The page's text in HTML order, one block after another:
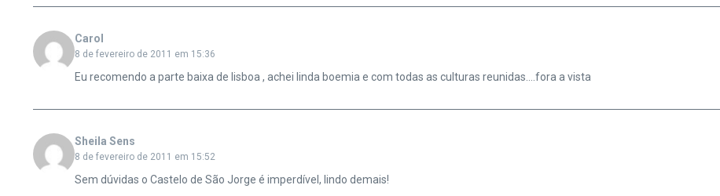
Carol
8 de fevereiro de 2011 em 15:36
Eu recomendo a parte baixa de lisboa , achei linda boemia e com todas as culturas reunidas….fora a vista
Sheila Sens
8 de fevereiro de 2011 em 15:52
Sem dúvidas o Castelo de São Jorge é imperdível, lindo demais!